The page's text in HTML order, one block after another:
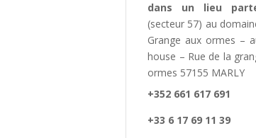
dans un lieu
(secteur 57) au
Grange aux ormes –
house – Rue de la
ormes 57155 MARLY
+352 661 617 691
+33 6 17 69 11 39